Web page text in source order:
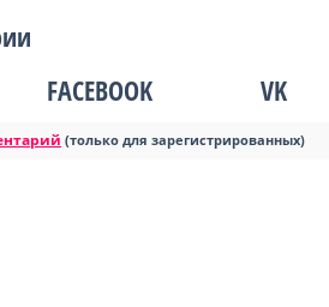
FACEBOOK VK
(только для зарегистрированных)